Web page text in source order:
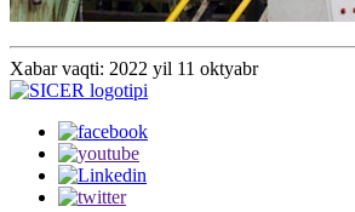
Xabar vaqti: 2022 yil 11 oktyabr